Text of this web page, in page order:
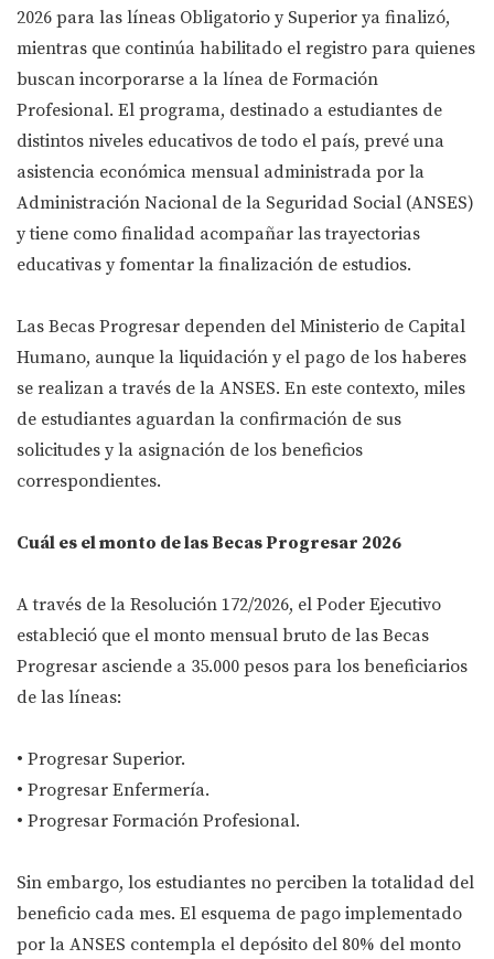
2026 para las líneas Obligatorio y Superior ya finalizó,
mientras que continúa habilitado el registro para quienes
buscan incorporarse a la línea de Formación
Profesional. El programa, destinado a estudiantes de
distintos niveles educativos de todo el país, prevé una
asistencia económica mensual administrada por la
Administración Nacional de la Seguridad Social (ANSES)
y tiene como finalidad acompañar las trayectorias
educativas y fomentar la finalización de estudios.
Las Becas Progresar dependen del Ministerio de Capital
Humano, aunque la liquidación y el pago de los haberes
se realizan a través de la ANSES. En este contexto, miles
de estudiantes aguardan la confirmación de sus
solicitudes y la asignación de los beneficios
correspondientes.
Cuál es el monto de las Becas Progresar 2026
A través de la Resolución 172/2026, el Poder Ejecutivo
estableció que el monto mensual bruto de las Becas
Progresar asciende a 35.000 pesos para los beneficiarios
de las líneas:
• Progresar Superior.
• Progresar Enfermería.
• Progresar Formación Profesional.
Sin embargo, los estudiantes no perciben la totalidad del
beneficio cada mes. El esquema de pago implementado
por la ANSES contempla el depósito del 80% del monto